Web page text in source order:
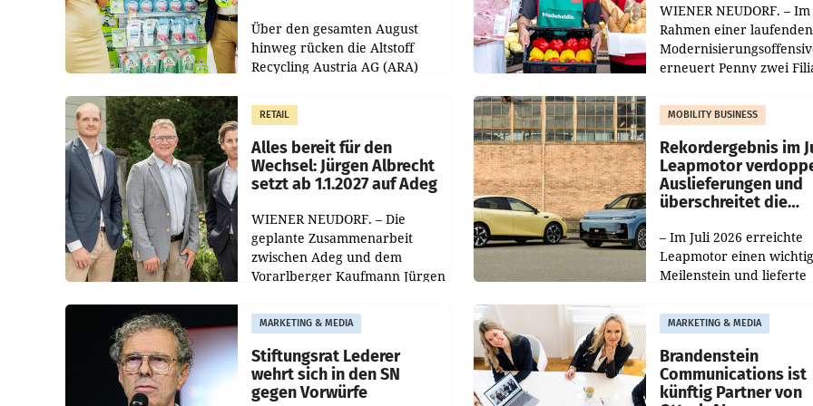
Über den gesamten August
hinweg rücken die Altstoff
Recycling Austria AG (ARA)
Müller die Initiative „Kreislauf-
Helden“ in allen
österreichischen Müller-Filialen
WIENER NEUDORF. – Im
Rahmen einer laufenden
erneuert Penny zwei
Die beiden Standorte
Haag sowie im rund
RETAIL
Alles bereit für den
Wechsel: Jürgen Albrecht
setzt ab 1.1.2027 auf Adeg
WIENER NEUDORF. – Die
geplante Zusammenarbeit
zwischen Adeg und dem
Vorarlberger Kaufmann Jürgen
freigegeben: Die
Bundeswettbewerbsbehörde
und der Bundeskartellanwalt
MOBILITY BUSINESS
Rekordergebnis im
Leapmotor
Auslieferungen und
überschreitet die
– Im Juli 2026 erreichte
Leapmotor einen
Meilenstein und lieferte
aus, womit sich das
gegenüber Juli 2025
verdoppelte (+102
MARKETING & MEDIA
Stiftungsrat Lederer
wehrt sich in den SN
gegen Vorwürfe
MARKETING & MEDIA
Brandenstein
Communications ist
künftig Partner von